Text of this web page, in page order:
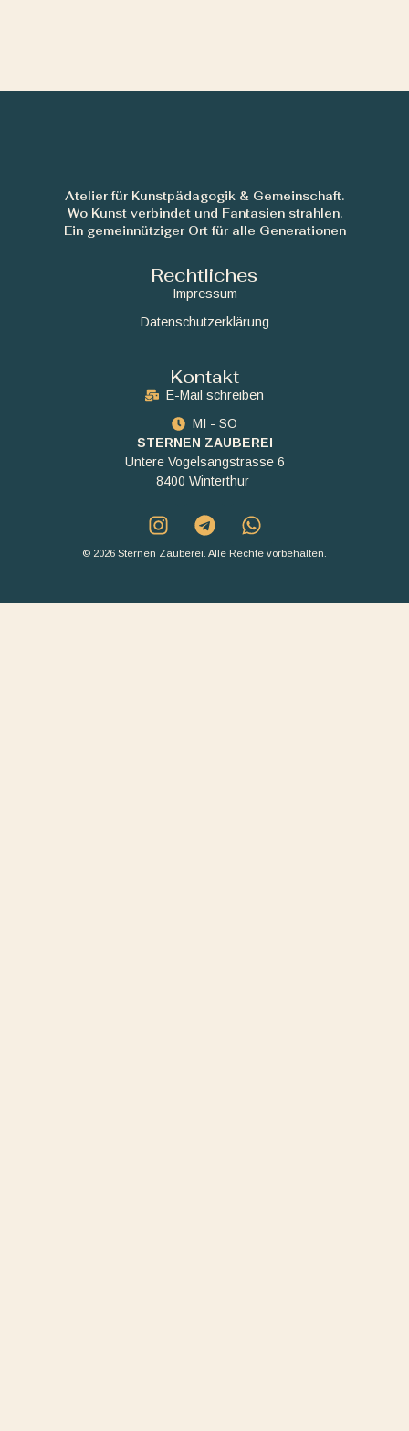
Atelier für Kunstpädagogik & Gemeinschaft.
Wo Kunst verbindet und Fantasien strahlen.
Ein gemeinnütziger Ort für alle Generationen
Rechtliches
Impressum
Datenschutzerklärung
Kontakt
E-Mail schreiben
MI - SO
STERNEN ZAUBEREI
Untere Vogelsangstrasse 6
8400 Winterthur
© 2026 Sternen Zauberei. Alle Rechte vorbehalten.